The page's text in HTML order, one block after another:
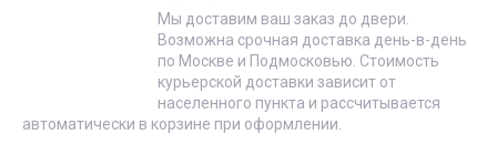
Мы доставим ваш заказ до двери.
Возможна срочная доставка день-в-день
по Москве и Подмосковью. Стоимость
курьерской доставки зависит от
населенного пункта и рассчитывается
автоматически в корзине при оформлении.